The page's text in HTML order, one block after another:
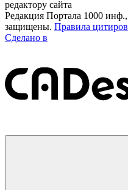
редактору сайта
Редакция Портала 1000
защищены. Правила
Сделано в